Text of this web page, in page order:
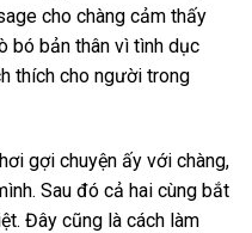
cho chàng cảm thấy
bó bản thân vì tình dục
thích cho người trong
gợi chuyện ấy với chàng,
Sau đó cả hai cùng bắt
Đây cũng là cách làm